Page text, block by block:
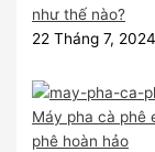
như thế nào?
22 Tháng 7, 2024
Máy pha cà phê
phê hoàn hảo